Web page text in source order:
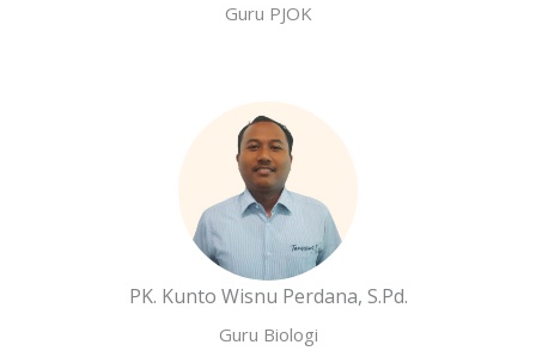
Guru PJOK
PK. Kunto Wisnu Perdana, S.Pd.
Guru Biologi